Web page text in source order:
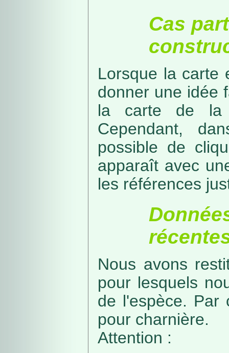
Cas
Lorsque la carte
donner une idée
la carte de la
Cependant,
possible de
apparaît avec
les références
Nous avons
pour lesquels
de l'espèce. Par
pour charnière.
Attention :